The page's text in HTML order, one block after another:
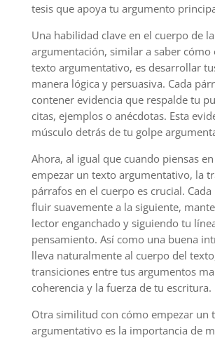
tesis que apoya tu argumento
Una habilidad clave en el cuerpo de la
argumentación, similar a saber cómo
texto argumentativo, es desarrollar
manera lógica y persuasiva. Cada
contener evidencia que respalde tu
citas, ejemplos o anécdotas. Esta
músculo detrás de tu golpe
Ahora, al igual que cuando piensas
empezar un texto argumentativo, la
párrafos en el cuerpo es crucial. Cada
fluir suavemente a la siguiente,
lector enganchado y siguiendo tu
pensamiento. Así como una buena
lleva naturalmente al cuerpo del
transiciones entre tus argumentos
coherencia y la fuerza de tu escritura.
Otra similitud con cómo empezar un
argumentativo es la importancia de